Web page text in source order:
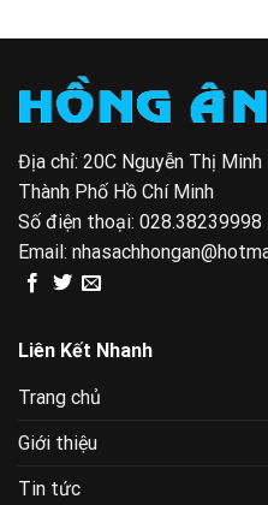
Địa chỉ: 20C Nguyễn Thị
Thành Phố Hồ Chí Minh
Số điện thoại:
Email:
Liên Kết Nhanh
Trang chủ
Giới thiệu
Tin tức